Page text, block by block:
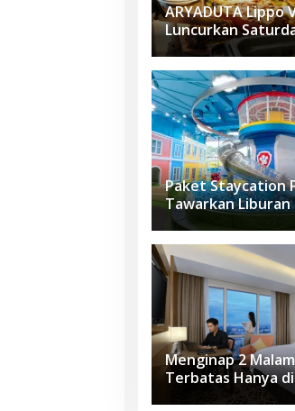
ARYADUTA Lippo
Luncurkan
Brunch
Paket Staycation
Tawarkan Liburan
Menyenangkan
Hotel BSD
Menginap 2
Terbatas Hanya